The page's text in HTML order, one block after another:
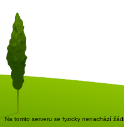
Na tomto serveru se fyzicky nenachází